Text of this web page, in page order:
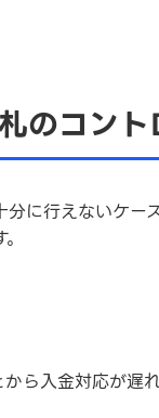
のコント
に行えないケー
ら入金対応が遅れ